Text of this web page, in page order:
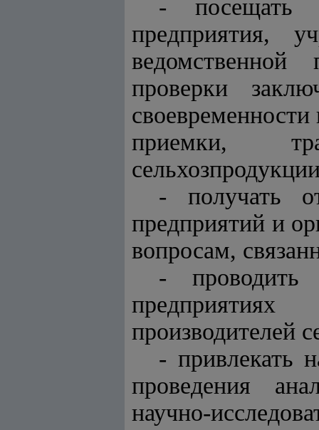
- посещать в
предприятия,
проверки
своевременности
приемки,
- получать
предприятий и
вопросам,
- проводить
производителей
- привлекать
проведения
научно-